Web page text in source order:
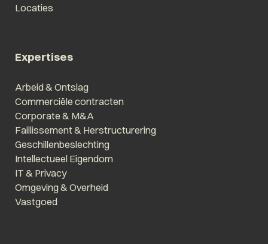
Locaties
Expertises
Arbeid & Ontslag
Commerciële contracten
Corporate & M&A
Faillissement & Herstructurering
Geschillenbeslechting
Intellectueel Eigendom
IT & Privacy
Omgeving & Overheid
Vastgoed